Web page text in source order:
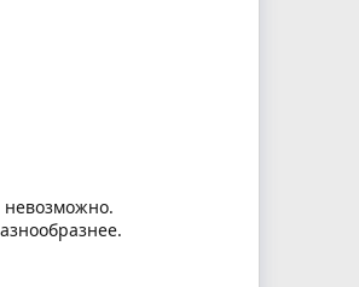
невозможно.